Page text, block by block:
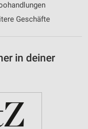
Geschäfte
in deiner